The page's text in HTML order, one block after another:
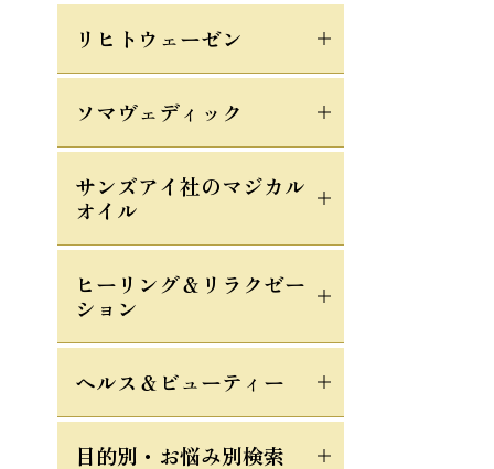
リヒトウェーゼン
ソマヴェディック
サンズアイ社のマジカル
オイル
ヒーリング＆リラクゼー
ション
ヘルス＆ビューティー
目的別・お悩み別検索